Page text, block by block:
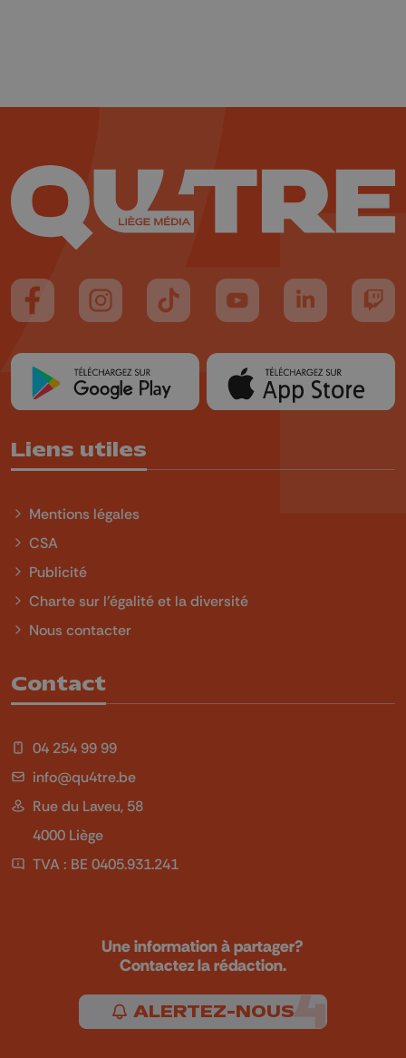
Suivez-nous sur FaceBook
Suivez-nous sur Instagram
Suivez-nous sur TikTok
Suivez-nous sur YouTube
Suivez-nous
Liens utiles
Mentions légales
CSA
Publicité
Charte sur l'égalité et la diversité
Nous contacter
Contact
04 254 99 99
info@qu4tre.be
Rue du Laveu, 58
4000 Liège
TVA : BE 0405.931.241
Une information à partager?
Contactez la rédaction.
ALERTEZ-NOUS